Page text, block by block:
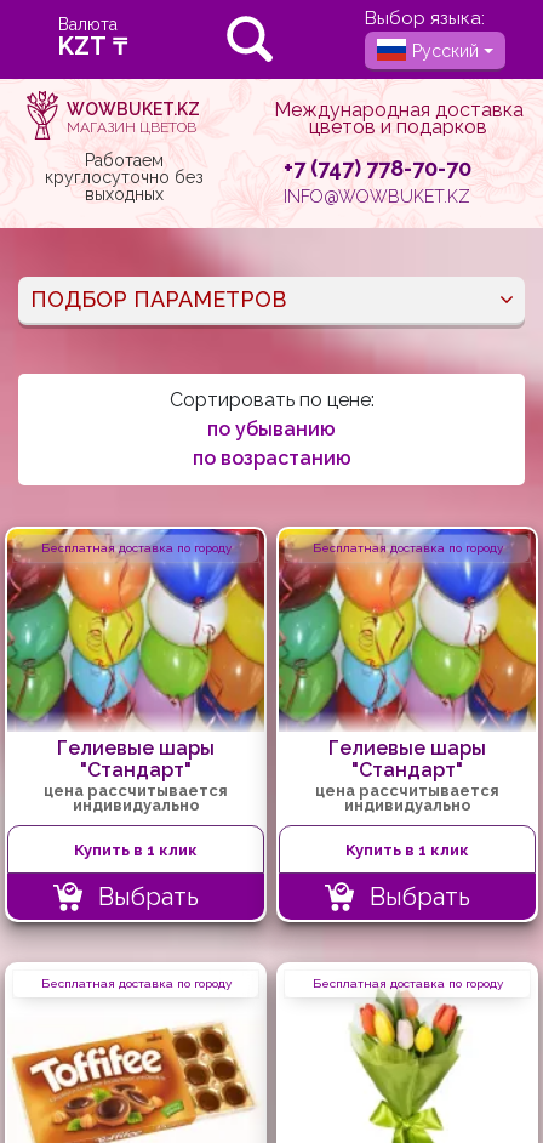
Валюта Выбор языка:
Русский
WOWBUKET.KZ
МАГАЗИН ЦВЕТОВ
Международная доставка
цветов и подарков
Работаем
круглосуточно без
выходных
+7 (747) 778-70-70
INFO@WOWBUKET.KZ
ПОДБОР ПАРАМЕТРОВ
Сортировать по цене:
по убыванию
по возрастанию
Бесплатная доставка по городу
Гелиевые шары
"Стандарт"
цена рассчитывается
индивидуально
Купить в 1 клик
Выбрать
Бесплатная доставка по городу
Гелиевые шары
"Стандарт"
цена рассчитывается
индивидуально
Купить в 1 клик
Выбрать
Бесплатная доставка по городу Бесплатная доставка по городу